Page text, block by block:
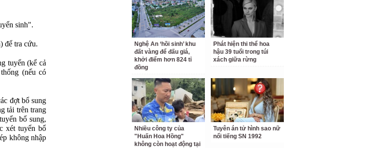
sinh".
để tra cứu.
tuyển (kể cả
(nếu có
đợt bổ sung
tải trên trang
bổ sung,
xét tuyển bổ
không nhập
Nghệ An ‘hồi sinh’ khu
đất vàng để đấu giá,
khởi điểm hơn 824 tỉ
đồng
Phát hiện thi thể hoa
hậu 39 tuổi trong túi
xách giữa rừng
Nhiều công ty của
"Huấn Hoa Hồng"
không còn hoạt động tại
Tuyên án tử hình sao nữ
nổi tiếng SN 1992